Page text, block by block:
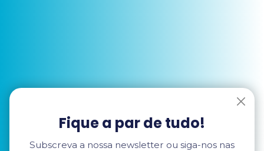
Fique a par de tudo!
Subscreva a nossa newsletter ou siga-nos nas